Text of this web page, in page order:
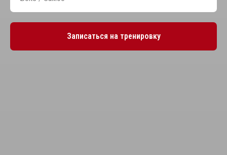
Записаться на тренировку